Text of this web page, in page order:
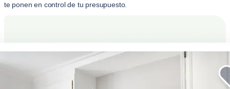
te ponen en control de tu presupuesto.